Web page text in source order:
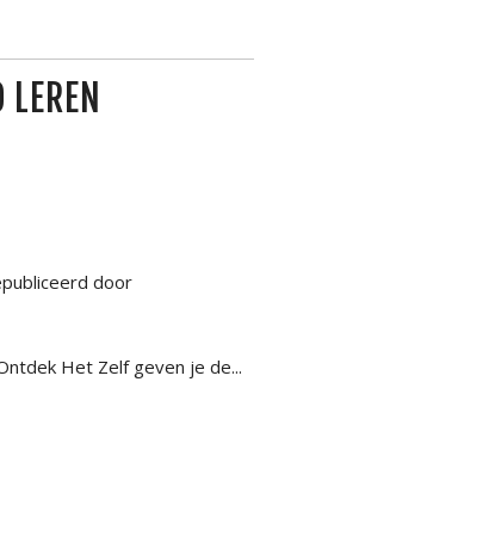
door
Het Zelf geven je de...